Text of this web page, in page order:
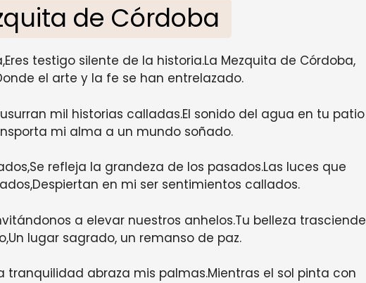
de Córdoba
testigo silente de la historia.La Mezquita de Córdoba,
el arte y la fe se han entrelazado.
mil historias calladas.El sonido del agua en tu patio
mi alma a un mundo soñado.
refleja la grandeza de los pasados.Las luces que
en mi ser sentimientos callados.
a elevar nuestros anhelos.Tu belleza trasciende
lugar sagrado, un remanso de paz.
tranquilidad abraza mis palmas.Mientras el sol pinta con